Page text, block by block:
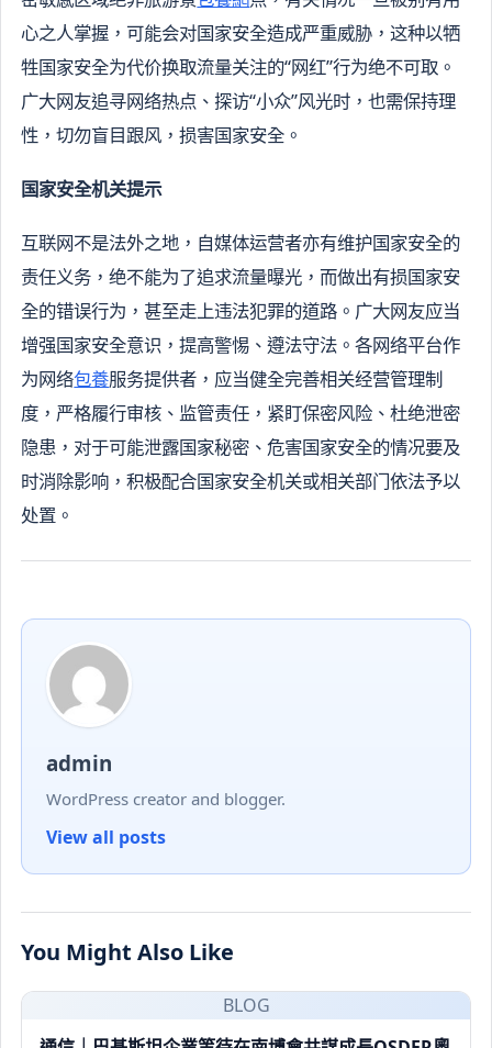
心之人掌握，可能会对国家安全造成严重威胁，这种以牺
牲国家安全为代价换取流量关注的“网红”行为绝不可取。
广大网友追寻网络热点、探访“小众”风光时，也需保持理
性，切勿盲目跟风，损害国家安全。
国家安全机关提示
互联网不是法外之地，自媒体运营者亦有维护国家安全的
责任义务，绝不能为了追求流量曝光，而做出有损国家安
全的错误行为，甚至走上违法犯罪的道路。广大网友应当
增强国家安全意识，提高警惕、遵法守法。各网络平台作
为网络包養服务提供者，应当健全完善相关经营管理制
度，严格履行审核、监管责任，紧盯保密风险、杜绝泄密
隐患，对于可能泄露国家秘密、危害国家安全的情况要及
时消除影响，积极配合国家安全机关或相关部门依法予以
处置。
admin
WordPress creator and blogger.
View all posts
You Might Also Like
BLOG